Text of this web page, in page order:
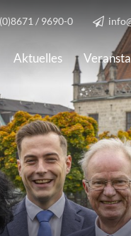
/ 9690-0
Aktuelles